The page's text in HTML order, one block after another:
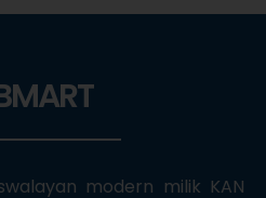
modern milik KAN